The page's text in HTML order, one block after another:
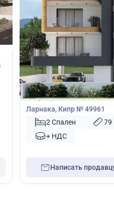
€189 000
Квартира
Квартира с 2 спальнями
Ларнака, Кипр № 49961
2 Спален
79
+ НДС
Написать